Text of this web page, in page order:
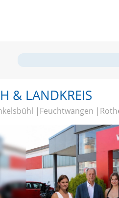
& LANDKREIS
Feuchtwangen